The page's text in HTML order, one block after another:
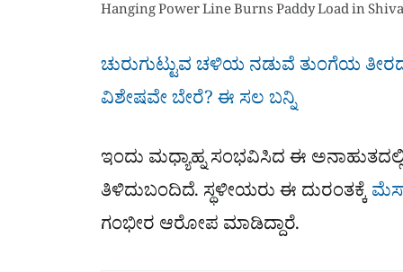
Hanging Power Line Burns Paddy Load in
ಚುರುಗುಟ್ಟುವ ಚಳಿಯ ನಡುವೆ ತುಂಗೆಯ
ವಿಶೇಷವೇ ಬೇರೆ? ಈ ಸಲ ಬನ್ನಿ
ಇಂದು ಮಧ್ಯಾಹ್ನ ಸಂಭವಿಸಿದ ಈ ಅನಾಹುತದಲ್ಲಿ
ತಿಳಿದುಬಂದಿದೆ. ಸ್ಥಳೀಯರು ಈ ದುರಂತಕ್ಕೆ
ಗಂಭೀರ ಆರೋಪ ಮಾಡಿದ್ದಾರೆ.